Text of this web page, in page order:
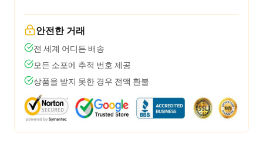
안전한 거래
전 세계 어디든 배송
모든 소포에 추적 번호 제공
상품을 받지 못한 경우 전액 환불